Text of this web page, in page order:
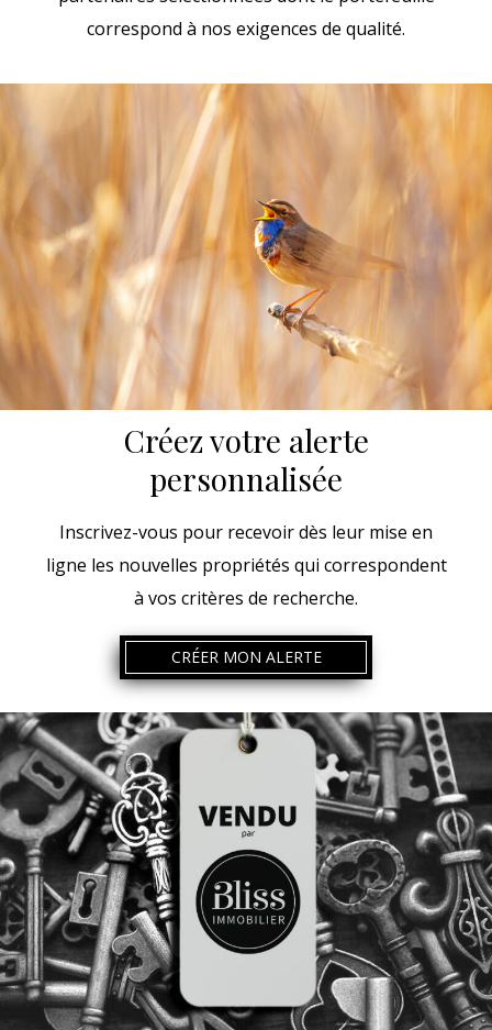
correspond à nos exigences de qualité.
Créez votre alerte
personnalisée
Inscrivez-vous pour recevoir dès leur mise en
ligne les nouvelles propriétés qui correspondent
à vos critères de recherche.
CRÉER MON ALERTE